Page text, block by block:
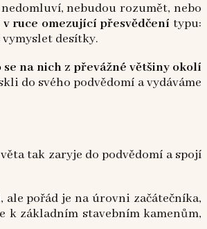
nebudou rozumět, nebo
ruce omezující přesvědčení typu:
desítky.
na nich z převážné většiny okolí
do svého podvědomí a vydáváme
tak zaryje do podvědomí a spojí
pořád je na úrovni začátečníka,
k základním stavebním kamenům,